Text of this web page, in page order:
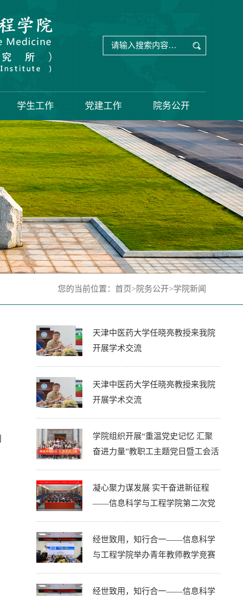
学生工作 党建工作 院务公开
您的当前位置： 首页> 院务公开>学院新闻
天津中医药大学任晓亮教授来我院
开展学术交流
天津中医药大学任晓亮教授来我院
开展学术交流
学院组织开展“重温党史记忆 汇聚
奋进力量”教职工主题党日暨工会活
凝心聚力谋发展 实干奋进新征程
——信息科学与工程学院第二次党
经世致用，知行合一——信息科学
与工程学院举办青年教师教学竞赛
经世致用，知行合一——信息科学